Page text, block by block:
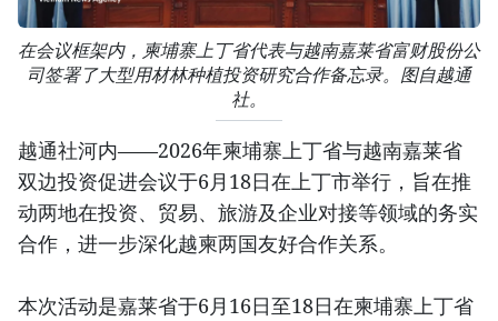
在会议框架内，柬埔寨上丁省代表与越南嘉莱省富财股份公
司签署了大型用材林种植投资研究合作备忘录。图自越通
社。
越通社河内——2026年柬埔寨上丁省与越南嘉莱省
双边投资促进会议于6月18日在上丁市举行，旨在推
动两地在投资、贸易、旅游及企业对接等领域的务实
合作，进一步深化越柬两国友好合作关系。
本次活动是嘉莱省于6月16日至18日在柬埔寨上丁省